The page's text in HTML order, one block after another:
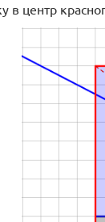
в центр